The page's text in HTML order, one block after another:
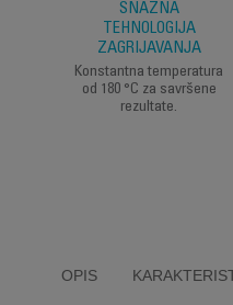
SNAŽNA
TEHNOLOGIJA
ZAGRIJAVANJA
Konstantna temperatura
od 180 °C za savršene
rezultate.
OPIS